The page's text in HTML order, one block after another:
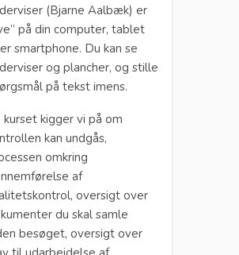
(Bjarne Aalbæk) er
på din computer, tablet
smartphone. Du kan se
og plancher, og stille
på tekst imens.
kurset kigger vi på om
kan undgås,
omkring
af
oversigt over
du skal samle
besøget, oversigt over